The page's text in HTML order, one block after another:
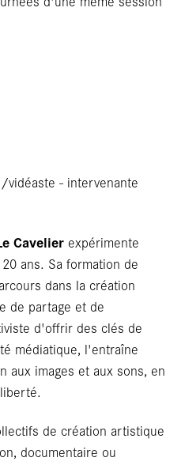
- intervenante
Cavelier expérimente
ans. Sa formation de
dans la création
de partage et de
d'offrir des clés de
médiatique, l'entraîne
aux images et aux sons, en
de création artistique
documentaire ou